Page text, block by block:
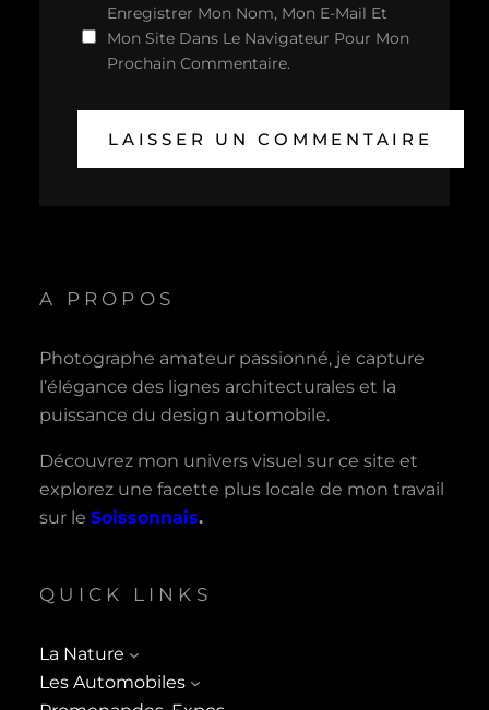
Enregistrer Mon Nom, Mon E-Mail Et
Mon Site Dans Le Navigateur Pour Mon
Prochain Commentaire.
A PROPOS
Photographe amateur passionné, je capture
l’élégance des lignes architecturales et la
puissance du design automobile.
Découvrez mon univers visuel sur ce site et
explorez une facette plus locale de mon travail
sur le Soissonnais.
QUICK LINKS
La Nature
Les Automobiles